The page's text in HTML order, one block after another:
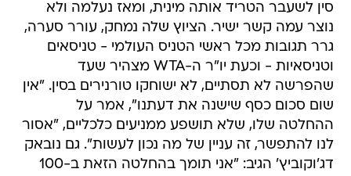
סין לשעבר הטריד אותה מינית, ומאז נעלמה ולא
נוצר עמה קשר ישיר. הציוץ שלה נמחק, עורר סערה,
גרר תגובות מכל ראשי הטניס העולמי - טניסאים
וטניסאיות - וכעת יו"ר ה-WTA מצהיר שעד
שהפרשה לא תסתיים, לא ישוחקו טורנירים בסין. "אין
שום סכום כסף שישנה את דעתנו", אמר על
ההחלטה שלו, שלא תושפע ממניעים כלכליים, "אסור
לנו להתפשר, זה עניין של מה נכון לעשות". גם נובאק
דג'וקוביץ' הגיב: "אני תומך בהחלטה הזאת ב-100